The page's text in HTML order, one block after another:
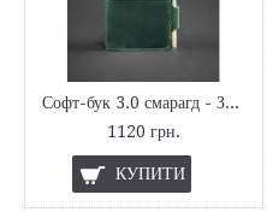
Софт-бук 3.0 смарагд - ЗЕЛЕНИЙ
1120 грн.
КУПИТИ